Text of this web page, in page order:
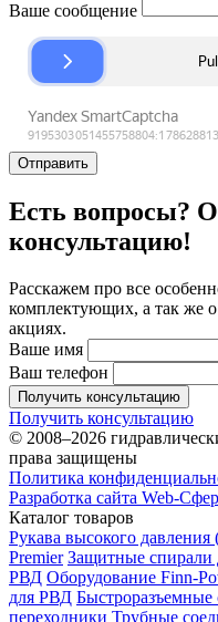
Ваше сообщение
Отправить
Есть вопросы?
консультацию!
Расскажем про все
комплектующих, а так же
акциях.
Ваше имя
Ваш телефон
Получить консультацию
Получить консультацию
© 2008–2026
права защищены
Политика
Разработка сайта Web-
Каталог товаров
Рукава высокого
Premier Защитные
РВД Оборудование Finn-
для РВД
переходники Трубные